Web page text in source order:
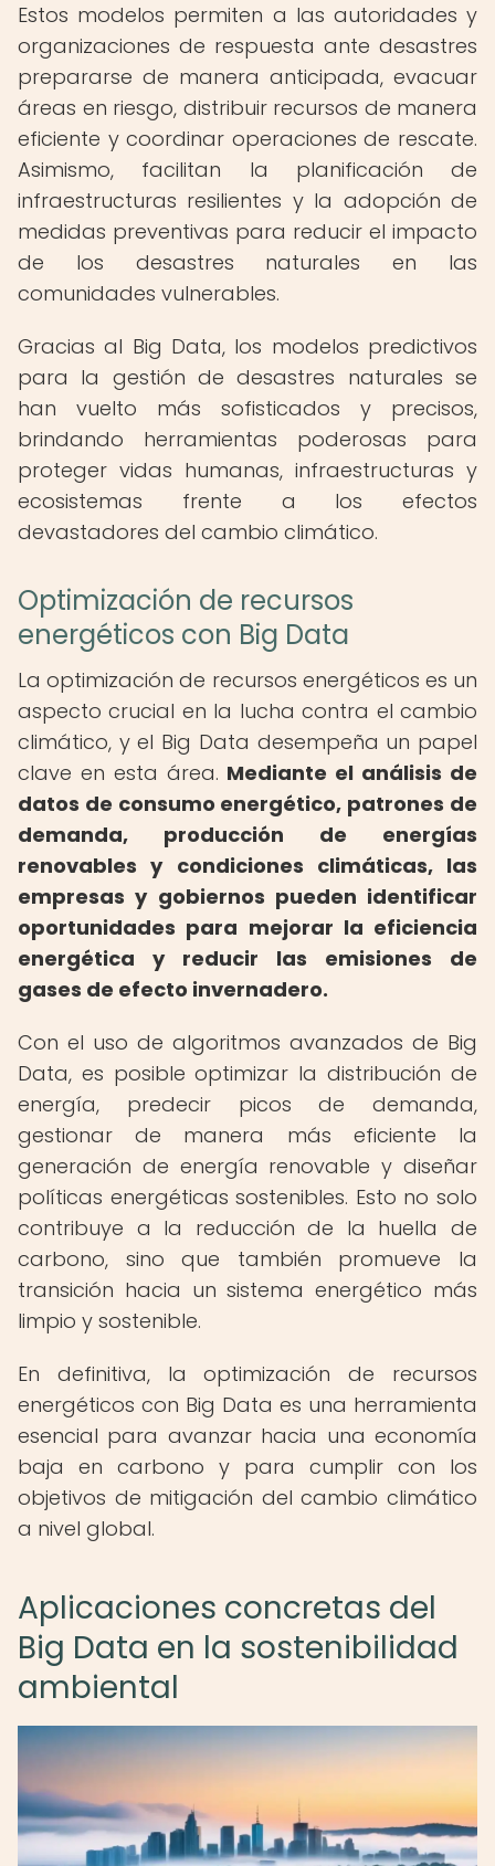
Estos modelos permiten a las autoridades y
organizaciones de respuesta ante desastres
prepararse de manera anticipada, evacuar
áreas en riesgo, distribuir recursos de manera
eficiente y coordinar operaciones de rescate.
Asimismo, facilitan la planificación de
infraestructuras resilientes y la adopción de
medidas preventivas para reducir el impacto
de los desastres naturales en las
comunidades vulnerables.
Gracias al Big Data, los modelos predictivos
para la gestión de desastres naturales se
han vuelto más sofisticados y precisos,
brindando herramientas poderosas para
proteger vidas humanas, infraestructuras y
ecosistemas frente a los efectos
devastadores del cambio climático.
Optimización de recursos
energéticos con Big Data
La optimización de recursos energéticos es un
aspecto crucial en la lucha contra el cambio
climático, y el Big Data desempeña un papel
clave en esta área. Mediante el análisis de
datos de consumo energético, patrones de
demanda, producción de energías
renovables y condiciones climáticas, las
empresas y gobiernos pueden identificar
oportunidades para mejorar la eficiencia
energética y reducir las emisiones de
gases de efecto invernadero.
Con el uso de algoritmos avanzados de Big
Data, es posible optimizar la distribución de
energía, predecir picos de demanda,
gestionar de manera más eficiente la
generación de energía renovable y diseñar
políticas energéticas sostenibles. Esto no solo
contribuye a la reducción de la huella de
carbono, sino que también promueve la
transición hacia un sistema energético más
limpio y sostenible.
En definitiva, la optimización de recursos
energéticos con Big Data es una herramienta
esencial para avanzar hacia una economía
baja en carbono y para cumplir con los
objetivos de mitigación del cambio climático
a nivel global.
Aplicaciones concretas del
Big Data en la sostenibilidad
ambiental